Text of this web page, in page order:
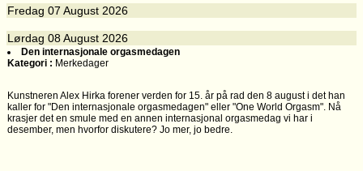
Fredag 07 August 2026
Lørdag 08August 2026
Den internasjonale orgasmedagen
Kategori : Merkedager
Kunstneren Alex Hirka forener verden for 15. år på rad den 8 august i det han
kaller for "Den internasjonale orgasmedagen" eller "One World Orgasm". Nå
krasjer det en smule med en annen internasjonal orgasmedag vi har i
desember, men hvorfor diskutere? Jo mer, jo bedre.